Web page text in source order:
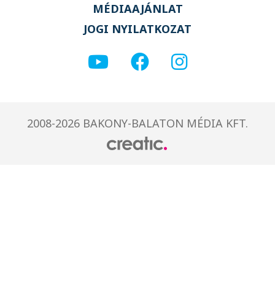
MÉDIAAJÁNLAT
JOGI NYILATKOZAT
2008-2026 BAKONY-BALATON MÉDIA KFT.